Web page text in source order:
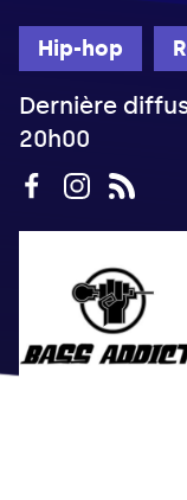
Hip-hop
Dernière
20h00